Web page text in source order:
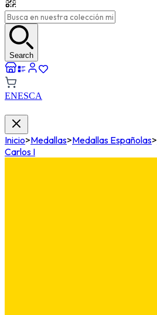
Search
ENESCA
Inicio>Medallas>Medallas Españolas>
Carlos I